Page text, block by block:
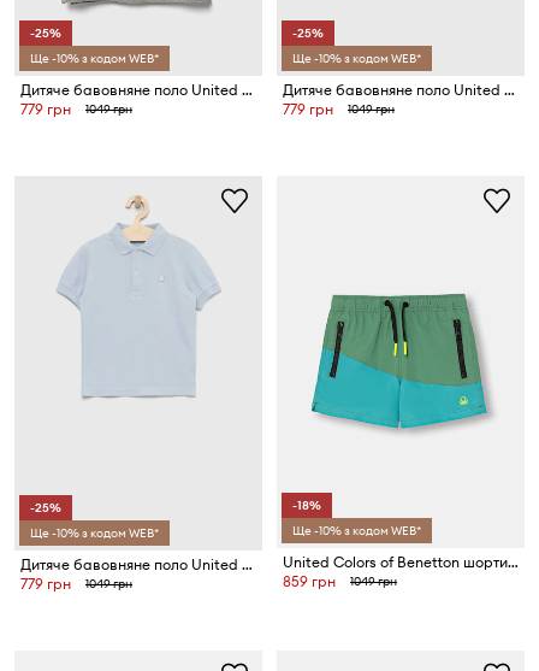
-25%
Ще -10% з кодом WEB*
Дитяче бавовняне поло United Colors of Benetton
779 грн
1049 грн
-25%
Ще -10% з кодом WEB*
Дитяче бавовняне поло United Colors of Benetton
779 грн
1049 грн
-25%
Ще -10% з кодом WEB*
Дитяче бавовняне поло United Colors of Benetton
779 грн
1049 грн
-18%
Ще -10% з кодом WEB*
United Colors of Benetton шорти для купання дитячі
859 грн
1049 грн